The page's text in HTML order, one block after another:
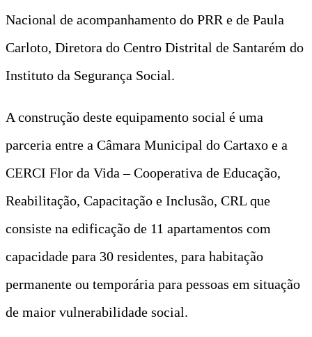
Nacional de acompanhamento do PRR e de Paula
Carloto, Diretora do Centro Distrital de Santarém do
Instituto da Segurança Social.
A construção deste equipamento social é uma
parceria entre a Câmara Municipal do Cartaxo e a
CERCI Flor da Vida – Cooperativa de Educação,
Reabilitação, Capacitação e Inclusão, CRL que
consiste na edificação de 11 apartamentos com
capacidade para 30 residentes, para habitação
permanente ou temporária para pessoas em situação
de maior vulnerabilidade social.